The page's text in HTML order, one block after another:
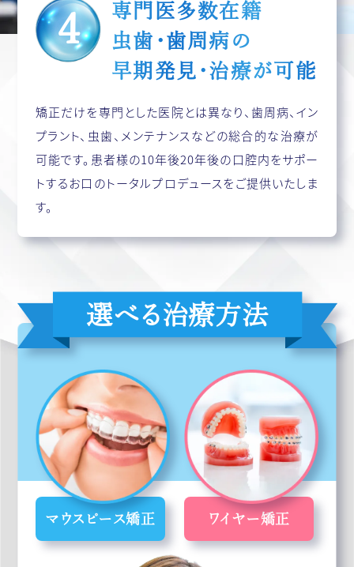
専門医 多数在籍
虫歯・歯周病の
早期発見・治療が可能
矯正だけを専門とした医院とは異なり、歯周病、イン
プラント、虫歯、メンテナンスなどの総合的な治療が
可能です。患者様の10年後20年後の口腔内をサポー
トするお口のトータルプロデュースをご提供いたしま
す。
選べる治療方法
マウスピース矯正 ワイヤー矯正